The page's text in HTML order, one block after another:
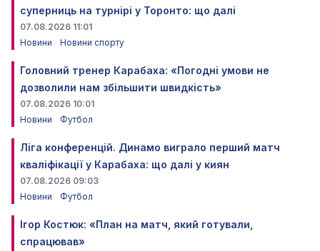
суперниць на турнірі у Торонто: що далі
07.08.2026 11:01
Новини
Новини спорту
Головний тренер Карабаха: «Погодні умови не
дозволили нам збільшити швидкість»
07.08.2026 10:01
Новини
Футбол
Ліга конференцій. Динамо виграло перший матч
кваліфікації у Карабаха: що далі у киян
07.08.2026 09:03
Новини
Футбол
Ігор Костюк: «План на матч, який готували,
спрацював»